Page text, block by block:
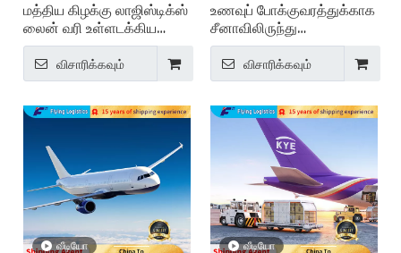
மத்திய கிழக்கு லாஜிஸ்டிக்ஸ்
லைன் வரி உள்ளடக்கிய
அனுமதி
விசாரிக்கவும்
உணவுப் போக்குவரத்துக்காக
சீனாவிலிருந்து
கொரியாவுக்கு சரக்கு
அனுப்புபவர்
விசாரிக்கவும்
வீடியோ வீடியோ